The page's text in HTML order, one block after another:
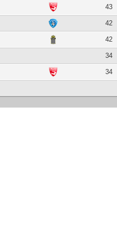
43
42
42
34
34